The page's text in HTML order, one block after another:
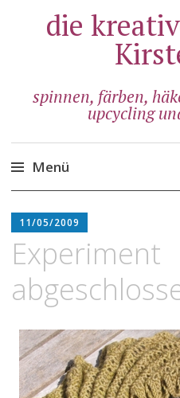
die
spinnen, färben,
upcycling
Menü
Inhalt
springen
11/05/2009
Experiment